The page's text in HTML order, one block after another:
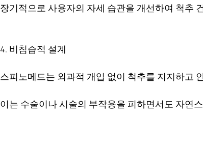
장기적으로 사용자의 자세 습관을 개선하여 척추
4. 비침습적 설계
스피노메드는 외과적 개입 없이 척추를 지지하고
이는 수술이나 시술의 부작용을 피하면서도 자연